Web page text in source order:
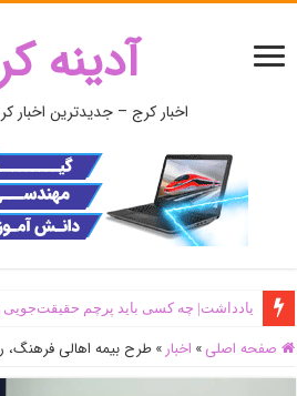
آدینه
اخبار کرج – جدیدترین اخبار
یادداشت| ‌چه کسی باید پرچم حقیقت‌جویی
صفحه اصلی » اخبار » طرح بیمه اهالی فرهنگ،